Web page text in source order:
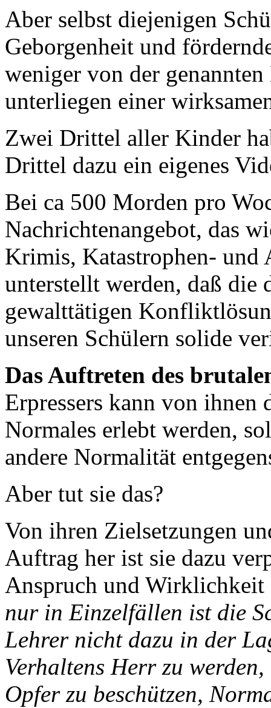
Aber selbst diejenigen
Geborgenheit und
weniger von der
unterliegen einer
Zwei Drittel aller Kinder
Drittel dazu ein eigenes
Bei ca 500 Morden pro
Nachrichtenangebot, das
Krimis, Katastrophen-
unterstellt werden, daß die
gewalttätigen
unseren Schülern solide
Das Auftreten des
Erpressers kann von ihnen
Normales erlebt werden,
andere Normalität
Aber tut sie das?
Von ihren Zielsetzungen
Auftrag her ist sie dazu
Anspruch und
nur in Einzelfällen ist die
Lehrer nicht dazu in der
Verhaltens Herr zu
Opfer zu beschützen,